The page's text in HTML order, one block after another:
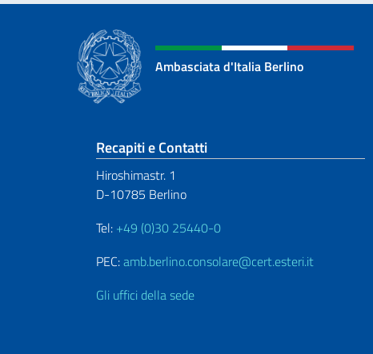
Ambasciata d'Italia Berlino
Sezione footer
Recapiti e Contatti
Hiroshimastr. 1
D-10785 Berlino
Tel: +49 (0)30 25440-0
PEC:amb.berlino.consolare@cert.esteri.it
Gli uffici della sede